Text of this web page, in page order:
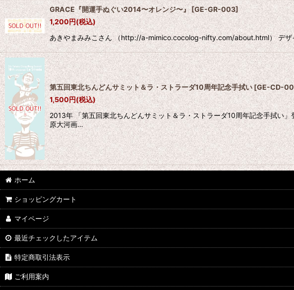
GRACE『開運手ぬぐい2014〜オレンジ〜』 [GE-GR-003]
1,200円(税込)
あきやまみみこさん （http://a-mimico.cocolog-nifty.com/about.html） デザ
第五回東北ちんどんサミット＆ラ・ストラーダ10周年記念手拭い[GE-CD-
1,500円(税込)
2013年 「第五回東北ちんどんサミット＆ラ・ストラーダ10周年記念手拭い
原大河画…
ホーム
ショッピングカート
マイページ
最近チェックしたアイテム
特定商取引法表示
ご利用案内